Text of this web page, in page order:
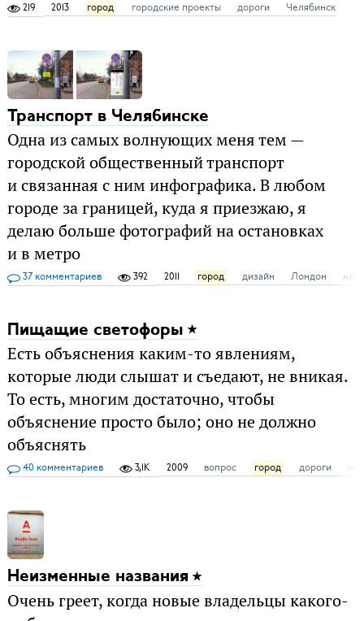
219 2013 город городские проекты дороги Челябинск
Транспорт в Челябинске
Одна из самых волнующих меня тем —
городской общественный транспорт
и связанная с ним инфографика. В любом
городе за границей, куда я приезжаю, я
делаю больше фотографий на остановках
и в метро
37 комментариев 392 2011 город дизайн Лондон
Пищащие светофоры
Есть объяснения каким-то явлениям,
которые люди слышат и съедают, не вникая.
То есть, многим достаточно, чтобы
объяснение просто было; оно не должно
объяснять
40 комментариев 3,1K 2009 вопрос город дороги
Неизменные названия
Очень греет, когда новые владельцы какого-